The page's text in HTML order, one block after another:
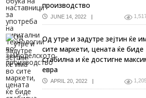
производство
JUNE 14, 2022
Од утре и задутре зејтин ќе
сите маркети, цената ќе биде
стабилна и ќе достигне
евра
APRIL 20, 2022